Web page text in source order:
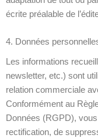
écrite préalable de
4. Données
Les informations
newsletter, etc.) sont
relation commerciale
Conformément au
Données (RGPD),
rectification, de